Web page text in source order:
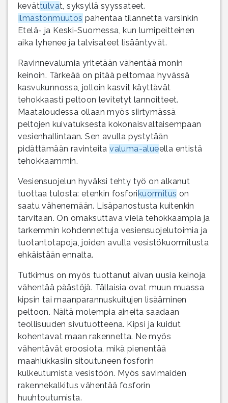
kevättulvat, syksyllä syyssateet.
Ilmastonmuutos pahentaa tilannetta varsinkin
Etelä- ja Keski-Suomessa, kun lumipeitteinen
aika lyhenee ja talvisateet lisääntyvät.
Ravinnevalumia yritetään vähentää monin
keinoin. Tärkeää on pitää peltomaa hyvässä
kasvukunnossa, jolloin kasvit käyttävät
tehokkaasti peltoon levitetyt lannoitteet.
Maataloudessa ollaan myös siirtymässä
peltojen kuivatuksesta kokonaisvaltaisempaan
vesienhallintaan. Sen avulla pystytään
pidättämään ravinteitavaluma-alueella entistä
tehokkaammin.
Vesiensuojelun hyväksi tehty työ on alkanut
tuottaa tulosta: etenkin fosforikuormitus on
saatu vähenemään. Lisäpanostusta kuitenkin
tarvitaan. On omaksuttava vielä tehokkaampia ja
tarkemmin kohdennettuja vesiensuojelutoimia ja
tuotantotapoja, joiden avulla vesistökuormitusta
ehkäistään ennalta.
Tutkimus on myös tuottanut aivan uusia keinoja
vähentää päästöjä. Tällaisia ovat muun muassa
kipsin tai maanparannuskuitujen lisääminen
peltoon. Näitä molempia aineita saadaan
teollisuuden sivutuotteena. Kipsi ja kuidut
kohentavat maan rakennetta. Ne myös
vähentävät eroosiota, mikä pienentää
maahiukkasiin sitoutuneen fosforin
kulkeutumista vesistöön. Myös savimaiden
rakennekalkitus vähentää fosforin
huuhtoutumista.